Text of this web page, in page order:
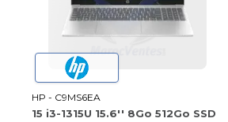
HP - C9MS6EA
15 i3-1315U 15.6'' 8Go 512Go SSD